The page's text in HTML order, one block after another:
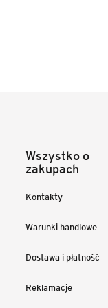
Wszystko o
zakupach
Kontakty
Warunki handlowe
Dostawa i płatność
Reklamacje